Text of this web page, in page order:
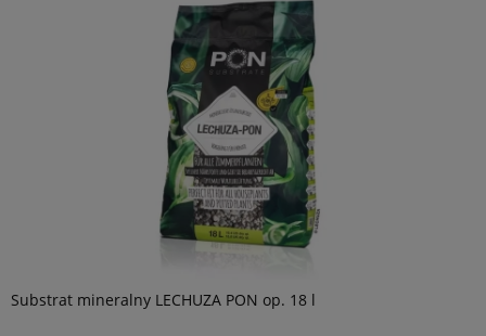
Substrat mineralny LECHUZA PON op. 18 l